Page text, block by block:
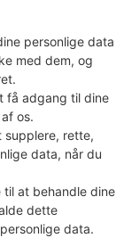
personlige data
med dem, og
få adgang til dine
os.
supplere, rette,
data, når du
at behandle dine
dette
data.